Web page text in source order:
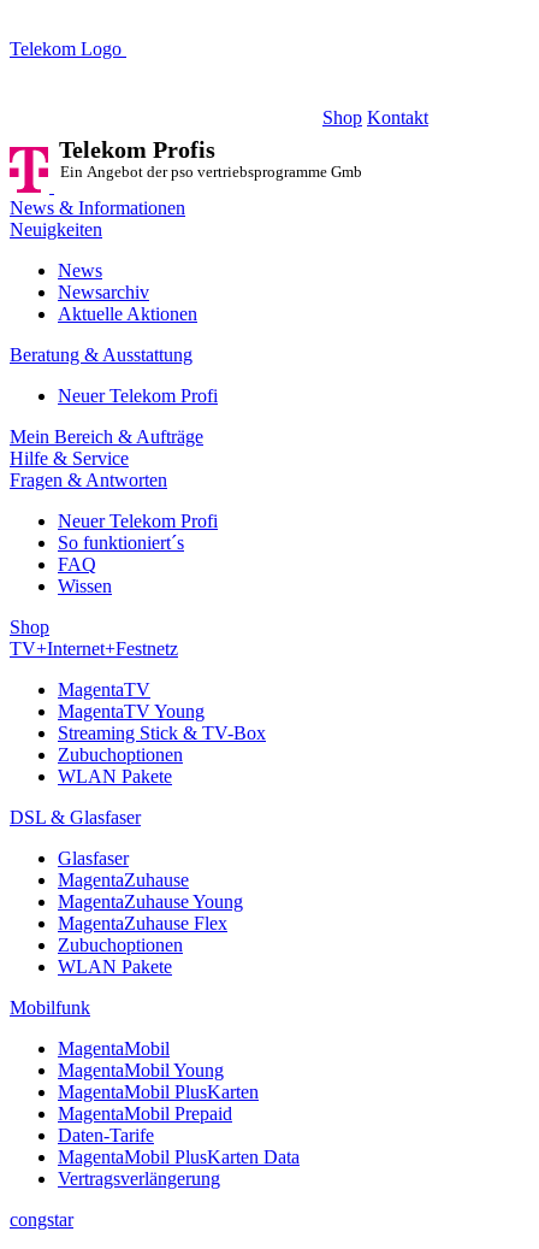
Telekom Logo
Shop Kontakt
Telekom Profis
Ein Angebot der pso vertriebsprogramme GmbH
News & Informationen
Neuigkeiten
News
Newsarchiv
Aktuelle Aktionen
Beratung & Ausstattung
Neuer Telekom Profi
Mein Bereich & Aufträge
Hilfe & Service
Fragen & Antworten
Neuer Telekom Profi
So funktioniert´s
FAQ
Wissen
Shop
TV+Internet+Festnetz
MagentaTV
MagentaTV Young
Streaming Stick & TV-Box
Zubuchoptionen
WLAN Pakete
DSL & Glasfaser
Glasfaser
MagentaZuhause
MagentaZuhause Young
MagentaZuhause Flex
Zubuchoptionen
WLAN Pakete
Mobilfunk
MagentaMobil
MagentaMobil Young
MagentaMobil PlusKarten
MagentaMobil Prepaid
Daten-Tarife
MagentaMobil PlusKarten Data
Vertragsverlängerung
congstar